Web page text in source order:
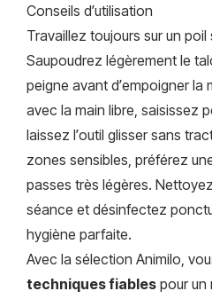
Conseils d’utilisation
Travaillez toujours sur un poil
Saupoudrez légèrement le
peigne avant d’empoigner la
avec la main libre, saisissez
laissez l’outil glisser sans
zones sensibles, préférez
passes très légères.
séance et désinfectez
hygiène parfaite.
Avec la sélection Animilo,
techniques fiables pour un